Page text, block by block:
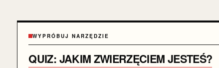
WYPRÓBUJ NARZĘDZIE
QUIZ: JAKIM ZWIERZĘCIEM JESTEŚ?